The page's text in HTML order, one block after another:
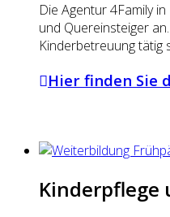
Die Agentur 4Family
und Quereinsteiger
Kinderbetreuung tätig
Hier finden Sie
Kinderpflege